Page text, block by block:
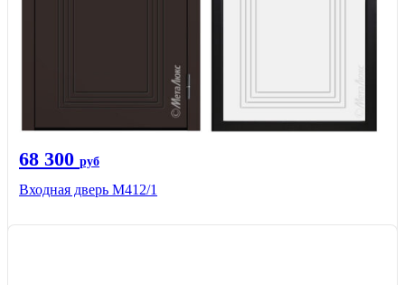
68 300 руб
Входная дверь М412/1